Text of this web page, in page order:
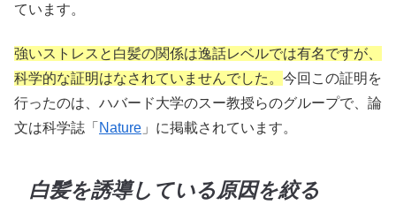
ています。
強いストレスと白髪の関係は逸話レベルでは有名ですが、
科学的な証明はなされていませんでした。 今回この証明を
行ったのは、ハバード大学のスー教授らのグループで、論
文は科学誌「 Nature 」に掲載されています。
白髪を誘導している原因を絞る